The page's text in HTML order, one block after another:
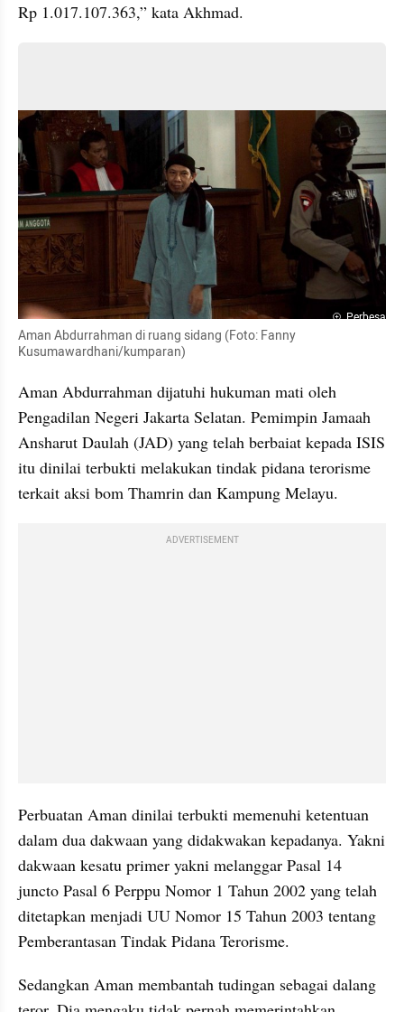
Rp 1.017.107.363,” kata Akhmad.
Perbesar
Aman Abdurrahman di ruang sidang (Foto: Fanny
Kusumawardhani/kumparan)
Aman Abdurrahman dijatuhi hukuman mati oleh
Pengadilan Negeri Jakarta Selatan. Pemimpin Jamaah
Ansharut Daulah (JAD) yang telah berbaiat kepada ISIS
itu dinilai terbukti melakukan tindak pidana terorisme
terkait aksi bom Thamrin dan Kampung Melayu.
ADVERTISEMENT
Perbuatan Aman dinilai terbukti memenuhi ketentuan
dalam dua dakwaan yang didakwakan kepadanya. Yakni
dakwaan kesatu primer yakni melanggar Pasal 14
juncto Pasal 6 Perppu Nomor 1 Tahun 2002 yang telah
ditetapkan menjadi UU Nomor 15 Tahun 2003 tentang
Pemberantasan Tindak Pidana Terorisme.
Sedangkan Aman membantah tudingan sebagai dalang